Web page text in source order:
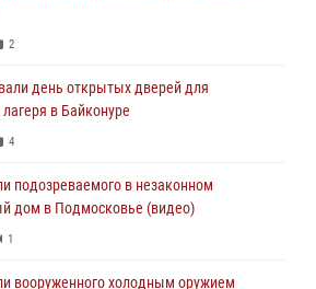
2
день открытых дверей для
в Байконуре
4
подозреваемого в незаконном
дом в Подмосковье (видео)
1
вооруженного холодным оружием